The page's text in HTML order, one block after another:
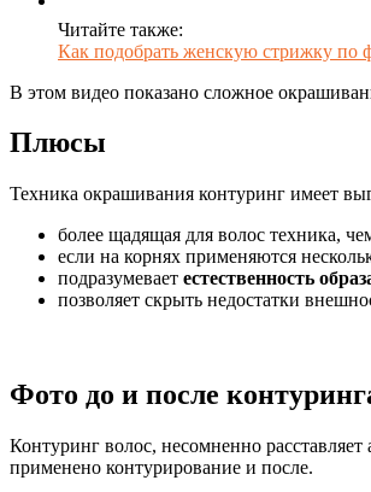
Читайте также:
Как подобрать женскую стрижку по
В этом видео показано сложное
Плюсы
Техника окрашивания контуринг имеет
более щадящая для волос техника,
если на корнях применяются
подразумевает естественность
позволяет скрыть недостатки
Фото до и после
Контуринг волос, несомненно
применено контурирование и после.